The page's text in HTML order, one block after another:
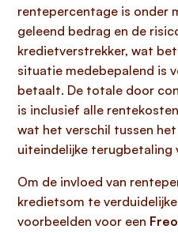
rentepercentage is onder
geleend bedrag en de
kredietverstrekker, wat
situatie medebepalend is
betaalt. De totale door
is inclusief alle
wat het verschil tussen
uiteindelijke terugbetaling
Om de invloed van
kredietsom te
voorbeelden voor een